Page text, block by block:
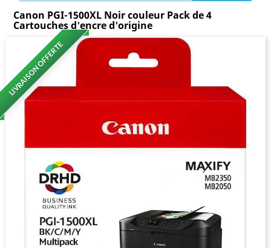
Canon PGI-1500XL Noir couleur Pack de 4
Cartouches d'encre d'origine
LIVRAISON OFFERTE